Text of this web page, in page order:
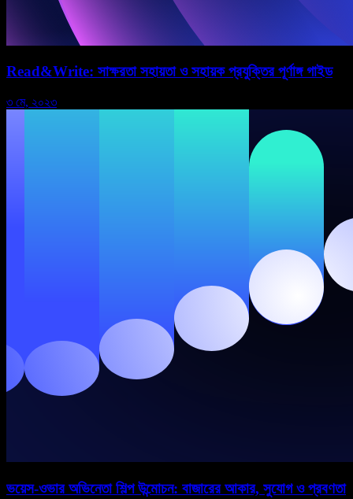
Read&Write: সাক্ষরতা সহায়তা ও সহায়ক প্রযুক্তির পূর্ণাঙ্গ গাইড
৩ মে, ২০২৩
ভয়েস-ওভার অভিনেতা শিল্প উন্মোচন: বাজারের আকার, সুযোগ ও প্রবণতা